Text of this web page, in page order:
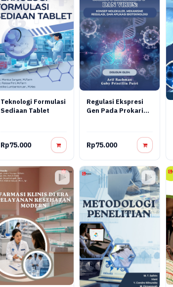
Teknologi Formulasi
Sediaan Tablet
Rp75.000
Regulasi Ekspresi
Gen Pada Prokariot
Regulasi, Dan
Bioteknologi
Rp75.000